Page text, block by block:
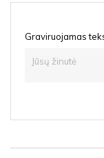
Graviruojamas